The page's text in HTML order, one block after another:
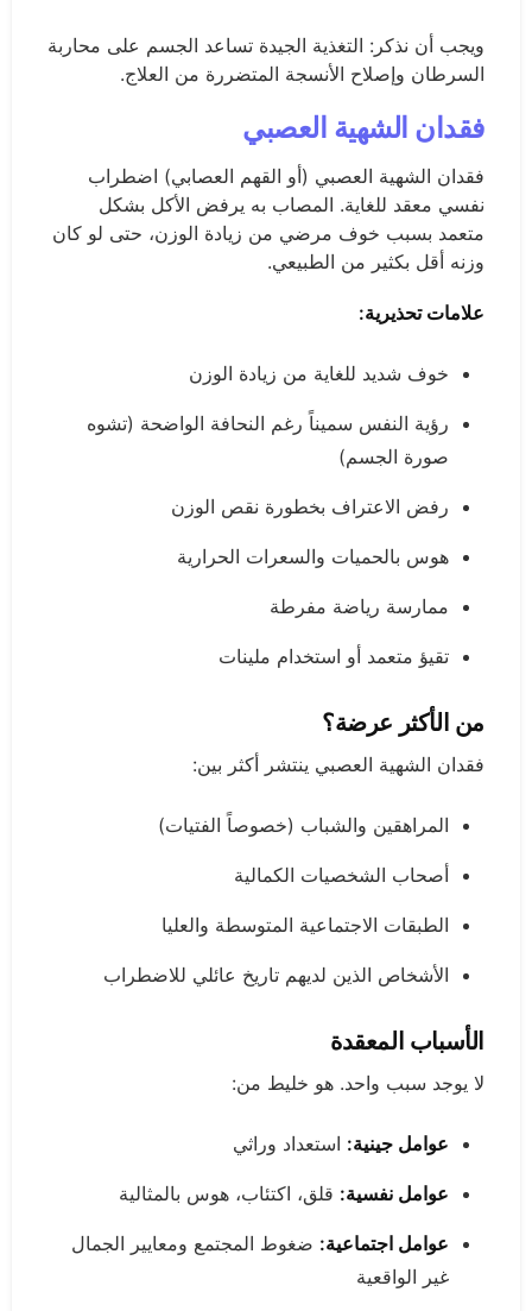
ويجب أن نذكر: التغذية الجيدة تساعد الجسم على محاربة
السرطان وإصلاح الأنسجة المتضررة من العلاج.
فقدان الشهية العصبي
فقدان الشهية العصبي (أو القهم العصابي) اضطراب
نفسي معقد للغاية. المصاب به يرفض الأكل بشكل
متعمد بسبب خوف مرضي من زيادة الوزن، حتى لو كان
وزنه أقل بكثير من الطبيعي.
علامات تحذيرية:
خوف شديد للغاية من زيادة الوزن
رؤية النفس سميناً رغم النحافة الواضحة (تشوه
صورة الجسم)
رفض الاعتراف بخطورة نقص الوزن
هوس بالحميات والسعرات الحرارية
ممارسة رياضة مفرطة
تقيؤ متعمد أو استخدام ملينات
من الأكثر عرضة؟
فقدان الشهية العصبي ينتشر أكثر بين:
المراهقين والشباب (خصوصاً الفتيات)
أصحاب الشخصيات الكمالية
الطبقات الاجتماعية المتوسطة والعليا
الأشخاص الذين لديهم تاريخ عائلي للاضطراب
الأسباب المعقدة
لا يوجد سبب واحد. هو خليط من:
عوامل جينية: استعداد وراثي
عوامل نفسية: قلق، اكتئاب، هوس بالمثالية
عوامل اجتماعية: ضغوط المجتمع ومعايير الجمال
غير الواقعية